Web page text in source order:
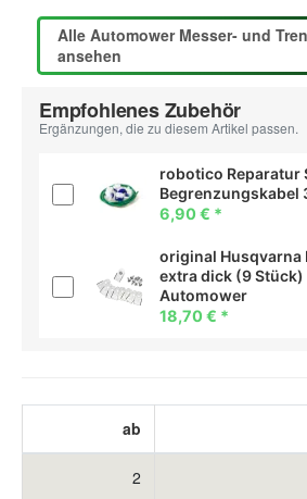
Alle Automower Messer- und
ansehen
Empfohlenes Zubehör
Ergänzungen, die zu diesem Artikel passen.
robotico Reparatur
Begrenzungskabel
6,90 € *
original Husqvarna
extra dick (9
Automower
18,70 € *
ab
2